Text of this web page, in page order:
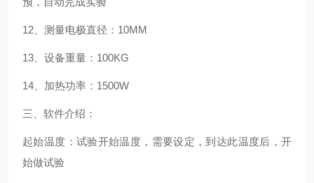
12、测量电极直径：10MM
13、设备重量：100KG
14、加热功率：1500W
三、软件介绍：
起始温度：试验开始温度，需要设定，到达此温度后，开
始做试验